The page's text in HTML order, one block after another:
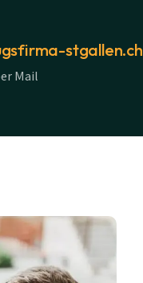
stgallen.ch
Mail